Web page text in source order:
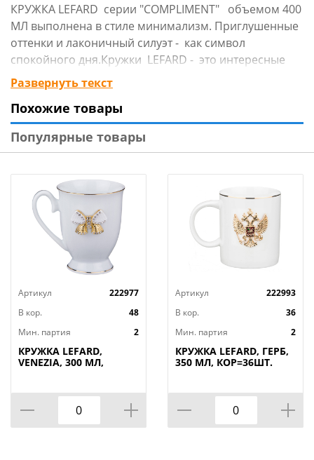
КРУЖКА LEFARD серии "COMPLIMENT" объемом 400
МЛ выполнена в стиле минимализм. Приглушенные
оттенки и лаконичный силуэт - как символ
спокойного дня.Кружки LEFARD - это интересные
дизайнерские решения, функциональные и
стильные вещи для жизни. Вы можете использовать
кружки как чашки для чая, кофейные чашки, так и
подавать в них холодные напитки. Кружка идеальна
в подарок любимым, друзьям, родным, коллегам,
рождения, новый год, новоселье, юбилей, просто
так без повода.
Размер 13.8*10*9.1
Развернуть текст
Похожие товары
Популярные товары
Артикул
222977
В кор.
48
Мин. партия
2
КРУЖКА LEFARD,
VENEZIA, 300 МЛ,
Артикул
222993
В кор.
36
Мин. партия
2
КРУЖКА LEFARD, ГЕРБ,
350 МЛ, КОР=36ШТ.